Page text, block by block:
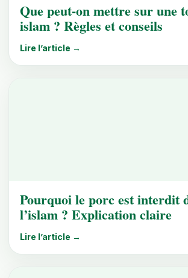
Que peut-on mettre sur une
islam ? Règles et conseils
Lire l’article →
Pourquoi le porc est interdit
l’islam ? Explication claire
Lire l’article →